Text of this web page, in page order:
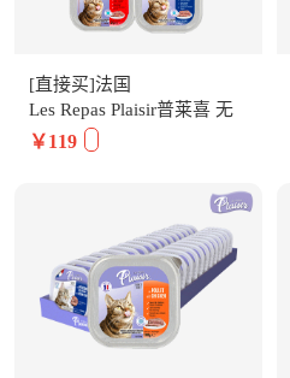
[直接买]法国
Les Repas Plaisir普莱喜 无
谷全猫主食餐盒100g*12盒
￥119